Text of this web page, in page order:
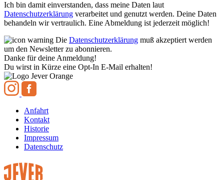
Ich bin damit einverstanden, dass meine Daten laut
Datenschutzerklärung verarbeitet und genutzt werden. Deine Daten
behandeln wir vertraulich. Eine Abmeldung ist jederzeit möglich!
Die Datenschutzerklärung muß akzeptiert werden
um den Newsletter zu abonnieren.
Danke für deine Anmeldung!
Du wirst in Kürze eine Opt-In E-Mail erhalten!
Anfahrt
Kontakt
Historie
Impressum
Datenschutz